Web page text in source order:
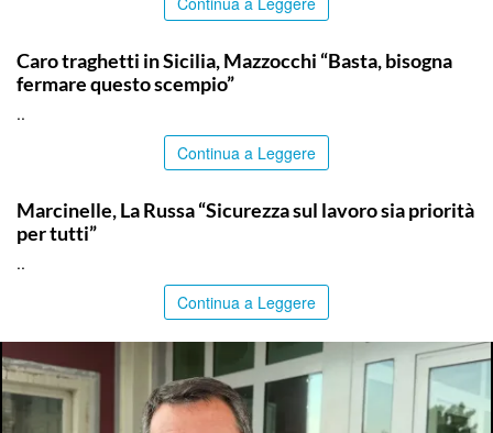
Caro traghetti in Sicilia, Mazzocchi “Basta, bisogna
fermare questo scempio”
..
Continua a Leggere
Marcinelle, La Russa “Sicurezza sul lavoro sia priorità
per tutti”
..
Continua a Leggere